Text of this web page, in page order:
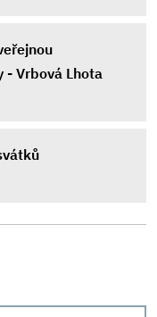
- Vrbová Lhota